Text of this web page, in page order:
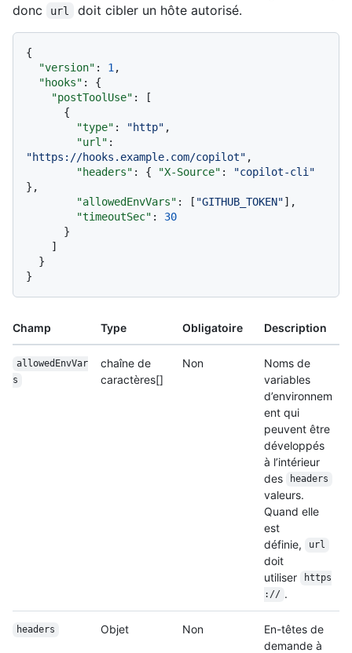
donc
url doit cibler un hôte autorisé.
{
"version" : 1 ,
"hooks" :
{
"postToolUse" :
[
{
"type" : "http" ,
"url" :
"https://hooks.example.com/copilot" ,
"headers" : { "X-Source" :
"copilot-cli"
} ,
"allowedEnvVars" : [ "GITHUB_TOKEN"] ,
"timeoutSec" :
30
}
]
}
}
Champ Type Obligatoire Description
allowedEnvVar
s
chaîne de
caractères[]
Non
Noms de
variables
d’environnem
ent qui
peuvent être
développés
à l’intérieur
des
headers
valeurs.
Quand elle
est
définie,
url
doit
utiliser
https
:// .
headers Objet Non
En-têtes de
demande à